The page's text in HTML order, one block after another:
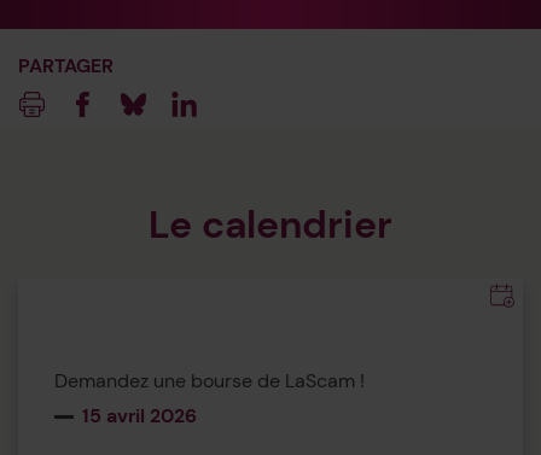
PARTAGER
Le calendrier
Demandez une bourse de LaScam !
15 avril 2026